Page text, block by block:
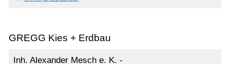
GREGG Kies + Erdbau
Inh. Alexander Mesch e. K. -